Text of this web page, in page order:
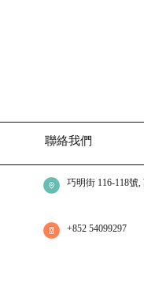
聯絡我們
巧明街 116-118號
+852 54099297